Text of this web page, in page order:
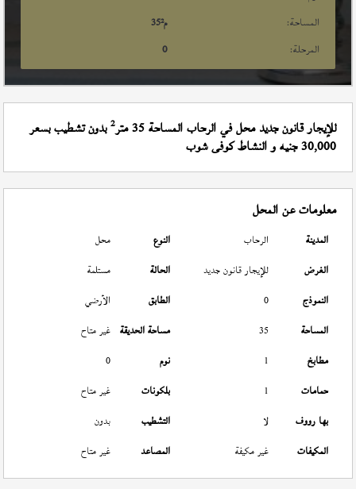
المساحة:
35م²
المرحلة: 0
للإيجار قانون جديد محل في الرحاب المساحة 35 متر 2بدون تشطيب بسعر
30,000 جنيه و النشاط كوفى شوب
معلومات عن المحل
المدينة الرحاب النوع
محل
الغرض
للإيجار قانون جديد الحالة
مستلمة
النموذج
0 الطابق
الأرضي
المساحة
35 مساحة الحديقة غير متاح
مطابخ
1 نوم
0
حمامات
1 بلكونات
غير متاح
بها رووف
لا التشطيب
بدون
المكيفات
غير مكيفة المصاعد غير متاح